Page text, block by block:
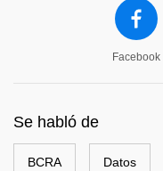
Facebook
Se habló de
BCRA Datos